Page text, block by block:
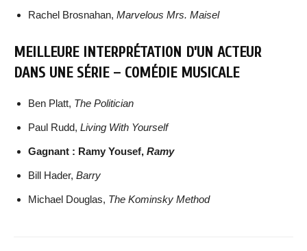
Rachel Brosnahan, Marvelous Mrs. Maisel
MEILLEURE INTERPRÉTATION D’UN ACTEUR
DANS UNE SÉRIE – COMÉDIE MUSICALE
Ben Platt, The Politician
Paul Rudd, Living With Yourself
Gagnant : Ramy Yousef, Ramy
Bill Hader, Barry
Michael Douglas, The Kominsky Method